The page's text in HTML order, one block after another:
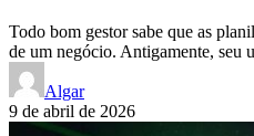
Todo bom gestor sabe que as
de um negócio. Antigamente, seu
Algar
9 de abril de 2026